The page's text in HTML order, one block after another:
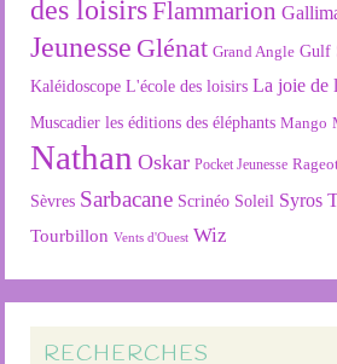
des loisirsFlammarion
Jeunesse Glénat Grand Angle Gulf
Kaléidoscope L'école des loisirs La joie de
Muscadier les éditions des éléphants Mango
Nathan Oskar Pocket Jeunesse
Sèvres Sarbacane Scrinéo Soleil Syros
Tourbillon Vents d'Ouest Wiz
RECHERCHES